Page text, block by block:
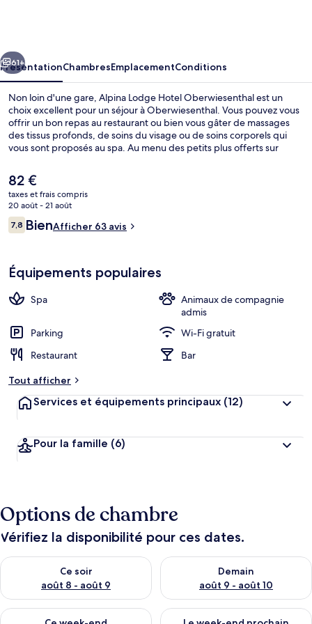
Suivant
61+
PrésentationChambresEmplacementConditions
Non loin d'une gare, Alpina Lodge Hotel Oberwiesenthal est un
choix excellent pour un séjour à Oberwiesenthal. Vous pouvez vous
offrir un bon repas au restaurant ou bien vous gâter de massages
des tissus profonds, de soins du visage ou de soins corporels qui
vous sont proposés au spa. Au menu des petits plus offerts sur
?
Le
prix
actuel
est
de
82 €
taxes et frais compris
20 août - 21 août
Avis
voyageurs
7,87,8 sur 10
BienAfficher 63 avis
Équipements populaires
Spa
Animaux de compagnie
admis
Parking
Wi-Fi gratuit
Restaurant
Bar
Tout afficher
Services et équipements principaux (12)
Pour la famille (6)
Options de chambre
Vérifiez la disponibilité pour ces dates.
Ce soir
août 8 - août 9
Vérifier la disponibilité pour ce soir août 8 - août 9
Demain
août 9 - août 10
Vérifier la disponibilité pour
Vérifier la disponibilité pour ce week-end août 14 - août 16
Vérifier la disponibilité pour